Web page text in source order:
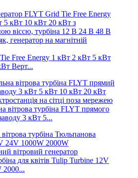
Free Energy 1 кВт 2 кВт 5 кВт
Верт...
вітрова турбіна FLYT прямого
3 кВт 5...
для квітів Tulip Turbine 12V
2000...